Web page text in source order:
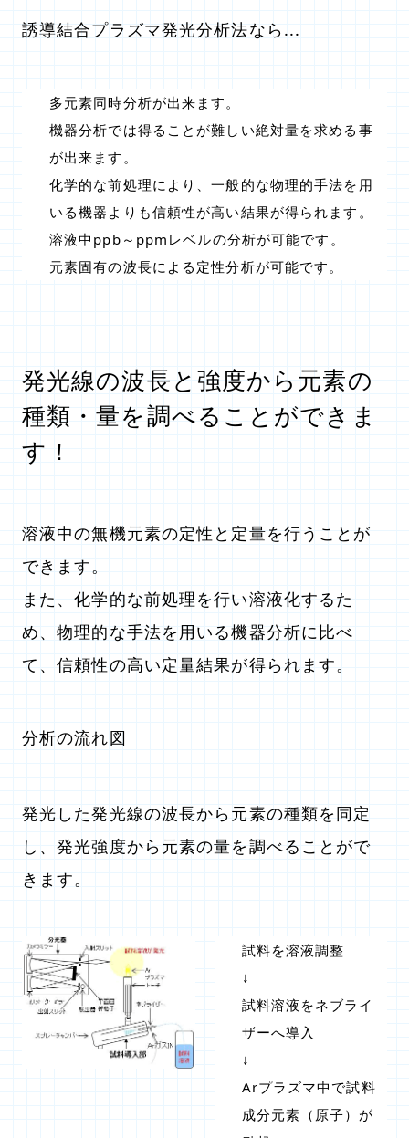
誘導結合プラズマ発光分析法なら...
多元素同時分析が出来ます。
機器分析では得ることが難しい絶対量を求める事
が出来ます。
化学的な前処理により、一般的な物理的手法を用
いる機器よりも信頼性が高い結果が得られます。
溶液中ppb～ppmレベルの分析が可能です。
元素固有の波長による定性分析が可能です。
発光線の波長と強度から元素の
種類・量を調べることができま
す！
溶液中の無機元素の定性と定量を行うことが
できます。
また、化学的な前処理を行い溶液化するた
め、物理的な手法を用いる機器分析に比べ
て、信頼性の高い定量結果が得られます。
分析の流れ図
発光した発光線の波長から元素の種類を同定
し、発光強度から元素の量を調べることがで
きます。
試料を溶液調整
↓
試料溶液をネブライ
ザーへ導入
↓
Arプラズマ中で試料
成分元素（原子）が